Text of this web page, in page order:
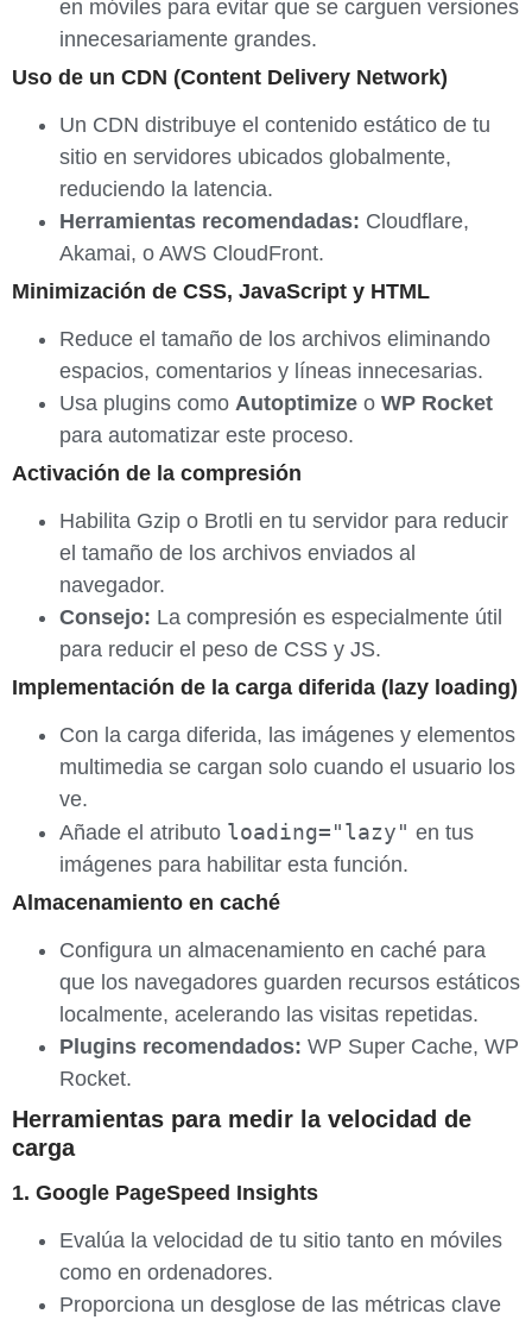
en móviles para evitar que se carguen versiones
innecesariamente grandes.
Uso de un CDN (Content Delivery Network)
Un CDN distribuye el contenido estático de tu
sitio en servidores ubicados globalmente,
reduciendo la latencia.
Herramientas recomendadas: Cloudflare,
Akamai, o AWS CloudFront.
Minimización de CSS, JavaScript y HTML
Reduce el tamaño de los archivos eliminando
espacios, comentarios y líneas innecesarias.
Usa plugins como Autoptimize o WP Rocket
para automatizar este proceso.
Activación de la compresión
Habilita Gzip o Brotli en tu servidor para reducir
el tamaño de los archivos enviados al
navegador.
Consejo: La compresión es especialmente útil
para reducir el peso de CSS y JS.
Implementación de la carga diferida (lazy loading)
Con la carga diferida, las imágenes y elementos
multimedia se cargan solo cuando el usuario los
ve.
Añade el atributo loading="lazy" en tus
imágenes para habilitar esta función.
Almacenamiento en caché
Configura un almacenamiento en caché para
que los navegadores guarden recursos estáticos
localmente, acelerando las visitas repetidas.
Plugins recomendados: WP Super Cache, WP
Rocket.
Herramientas para medir la velocidad de
carga
1. Google PageSpeed Insights
Evalúa la velocidad de tu sitio tanto en móviles
como en ordenadores.
Proporciona un desglose de las métricas clave